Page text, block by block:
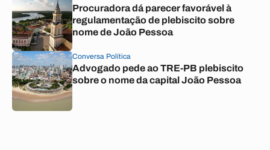
Procuradora dá parecer favorável à
regulamentação de plebiscito sobre
nome de João Pessoa
Conversa Política
Advogado pede ao TRE-PB plebiscito
sobre o nome da capital João Pessoa